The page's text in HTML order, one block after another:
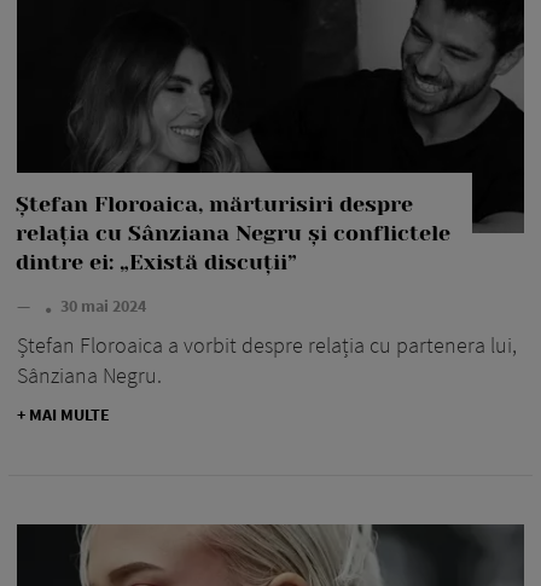
Ștefan Floroaica, mărturisiri despre
relația cu Sânziana Negru și conflictele
dintre ei: „Există discuții”
— 30 mai 2024
Ștefan Floroaica a vorbit despre relația cu partenera lui,
Sânziana Negru.
+ MAI MULTE